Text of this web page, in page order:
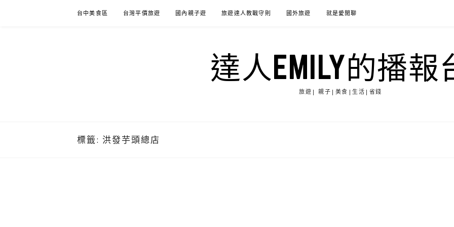
台中美食區 台灣平價旅遊 國內親子遊 旅遊達人教戰守則 國外旅遊 就是愛閒聊
達人EMILY的播報
旅遊| 親子|美食|生活|省錢
標籤: 洪發芋頭總店